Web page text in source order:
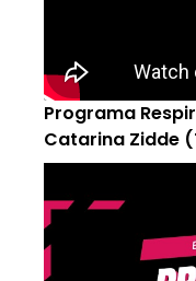
Programa
Catarina Zidde